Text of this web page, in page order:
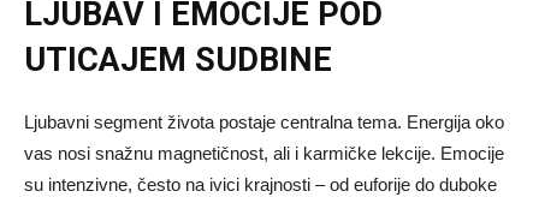
LJUBAV I EMOCIJE POD
UTICAJEM SUDBINE
Ljubavni segment života postaje centralna tema. Energija oko
vas nosi snažnu magnetičnost, ali i karmičke lekcije. Emocije
su intenzivne, često na ivici krajnosti – od euforije do duboke